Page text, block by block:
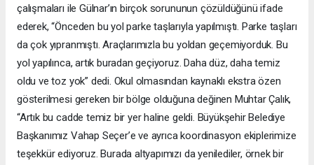
çalışmaları ile Gülnar’ın birçok sorununun çözüldüğünü ifade
ederek, “Önceden bu yol parke taşlarıyla yapılmıştı. Parke taşları
da çok yıpranmıştı. Araçlarımızla bu yoldan geçemiyorduk. Bu
yol yapılınca, artık buradan geçiyoruz. Daha düz, daha temiz
oldu ve toz yok” dedi. Okul olmasından kaynaklı ekstra özen
gösterilmesi gereken bir bölge olduğuna değinen Muhtar Çalık,
“Artık bu cadde temiz bir yer haline geldi. Büyükşehir Belediye
Başkanımız Vahap Seçer’e ve ayrıca koordinasyon ekiplerimize
teşekkür ediyoruz. Burada altyapımızı da yenilediler, örnek bir